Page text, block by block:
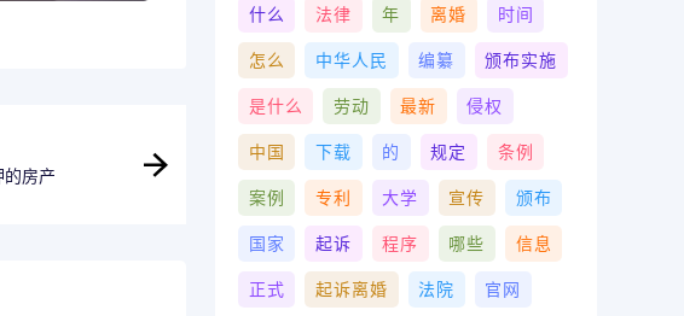
房产
什么 法律 年 离婚 时间
怎么 中华人民 编纂 颁布实施
是什么 劳动 最新 侵权
中国 下载 的 规定 条例
案例 专利 大学 宣传 颁布
国家 起诉 程序 哪些 信息
正式 起诉离婚 法院 官网